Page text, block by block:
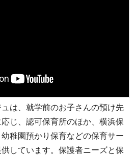
は、就学前のお子さんの預け先
じ、認可保育所のほか、横浜保
稚園預かり保育などの保育サー
しています。保護者ニーズと保